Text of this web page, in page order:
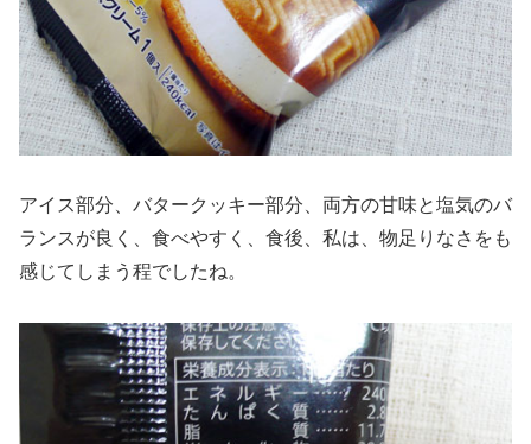
アイス部分、バタークッキー部分、両方の甘味と塩気のバ
ランスが良く、食べやすく、食後、私は、物足りなさをも
感じてしまう程でしたね。